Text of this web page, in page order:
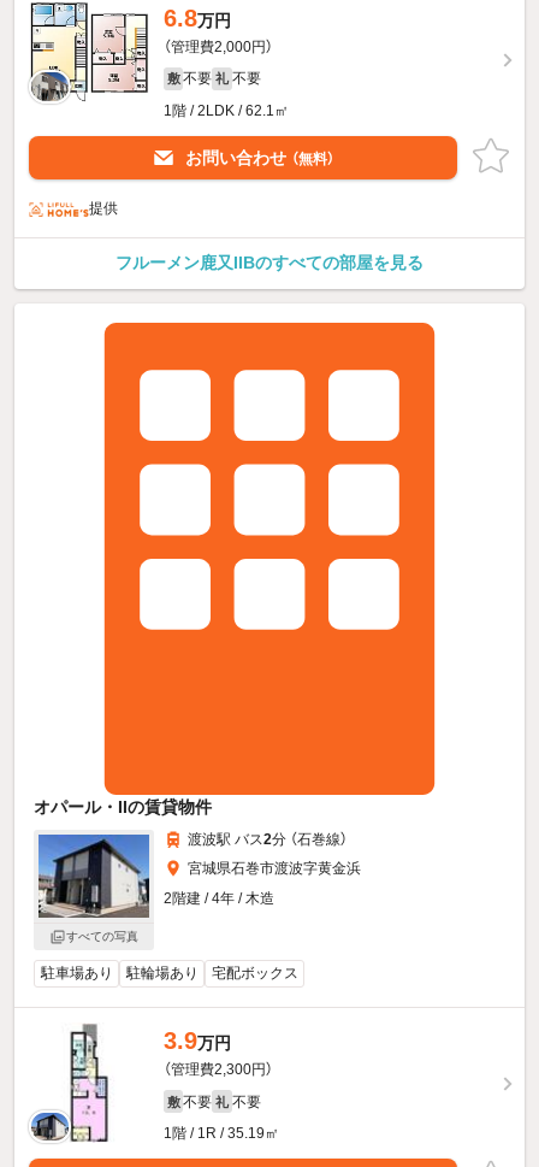
6.8万円
（管理費2,000円）
敷 不要 礼 不要
1階 / 2LDK / 62.1㎡
お問い合わせ （無料）
提供
フルーメン鹿又IIBのすべての部屋を見る
オパール・IIの賃貸物件
すべての写真
渡波駅 バス2分 （石巻線）
宮城県石巻市渡波字黄金浜
2階建 / 4年 / 木造
駐車場あり 駐輪場あり 宅配ボックス
3.9万円
（管理費2,300円）
敷 不要 礼 不要
1階 / 1R / 35.19㎡